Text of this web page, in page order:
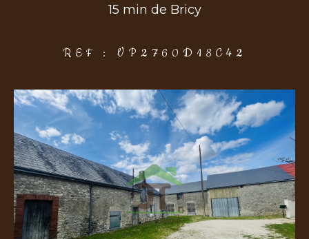
15 min de Bricy
REF : VP2760D18C42
Rechercher